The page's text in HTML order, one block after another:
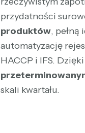
przydatności
produktów,
automatyzację
HACCP i IFS.
skali kwartału.